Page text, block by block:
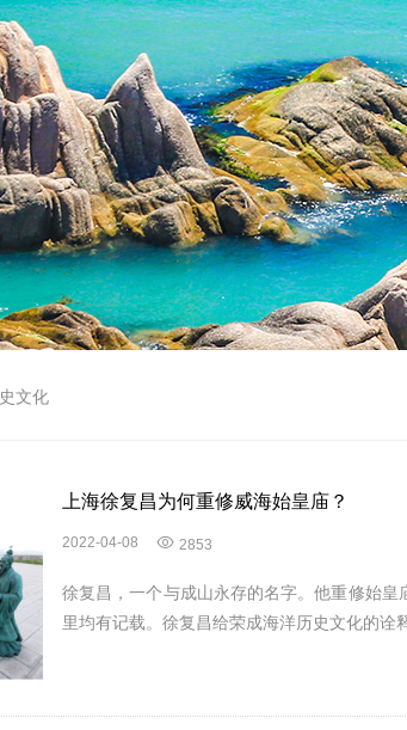
文化
上海徐复昌为何重修威海始皇庙？
2022-04-08 2853
徐复昌，一个与成山永存的名字。他重修始皇
里均有记载。徐复昌给荣成海洋历史文化的诠